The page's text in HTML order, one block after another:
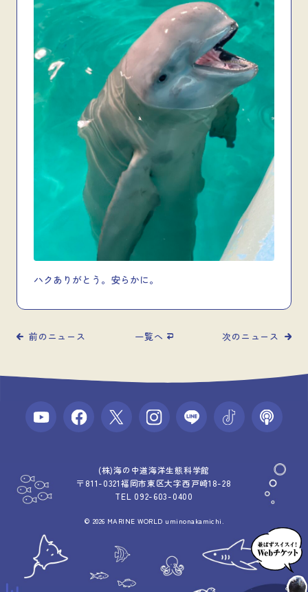
ハクありがとう。安らかに。
前のニュース 一覧へ 次のニュース
(株)海の中道海洋生態科学館
〒811-0321福岡市東区大字西戸崎18-28
TEL 092-603-0400
© 2026 MARINE WORLD uminonakamichi.